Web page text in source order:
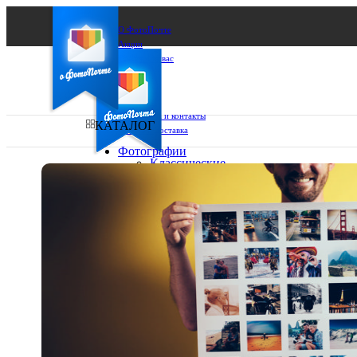
О ФотоПочте
Акции
Сделаем за вас
Бизнесу
FAQ
Франшиза
Поддержка и контакты
Оплата и доставка
Ваш регион доставки
Выберите из списка:
КАТАЛОГ
Фотографии
Классические
10х15
13х18
15х15
15х20
20х20
20х30
30х30
30х40
А4